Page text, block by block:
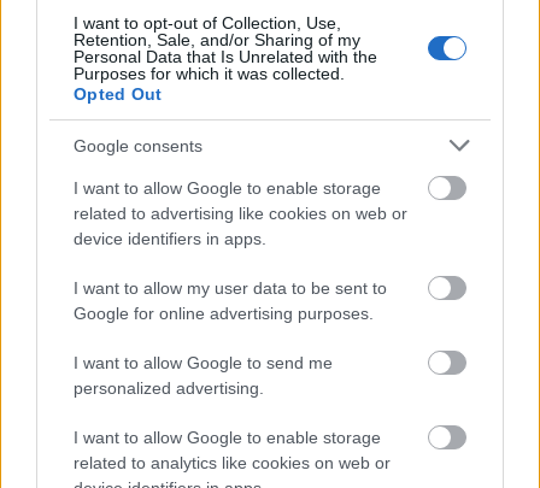
I want to opt-out of Collection, Use,
Retention, Sale, and/or Sharing of my
Personal Data that Is Unrelated with the
Purposes for which it was collected.
Opted Out
Google consents
I want to allow Google to enable storage
related to advertising like cookies on web or
device identifiers in apps.
I want to allow my user data to be sent to
Google for online advertising purposes.
I want to allow Google to send me
personalized advertising.
I want to allow Google to enable storage
related to analytics like cookies on web or
αγαπημένα σου διάσημα πρόσωπα.
Ακολούθησε το JennyGr στο
ΔΙΑΒΑΖΟΝΤΑΙ ΤΩΡΑ
Οι μαμάκηδες του ζωδιακού: Αυτά τα ζώδια είναι
συνήθως κολλημένα στη μαμά τους
Τα 6 σημεία του σπιτιού που δεν χρειάζεται να